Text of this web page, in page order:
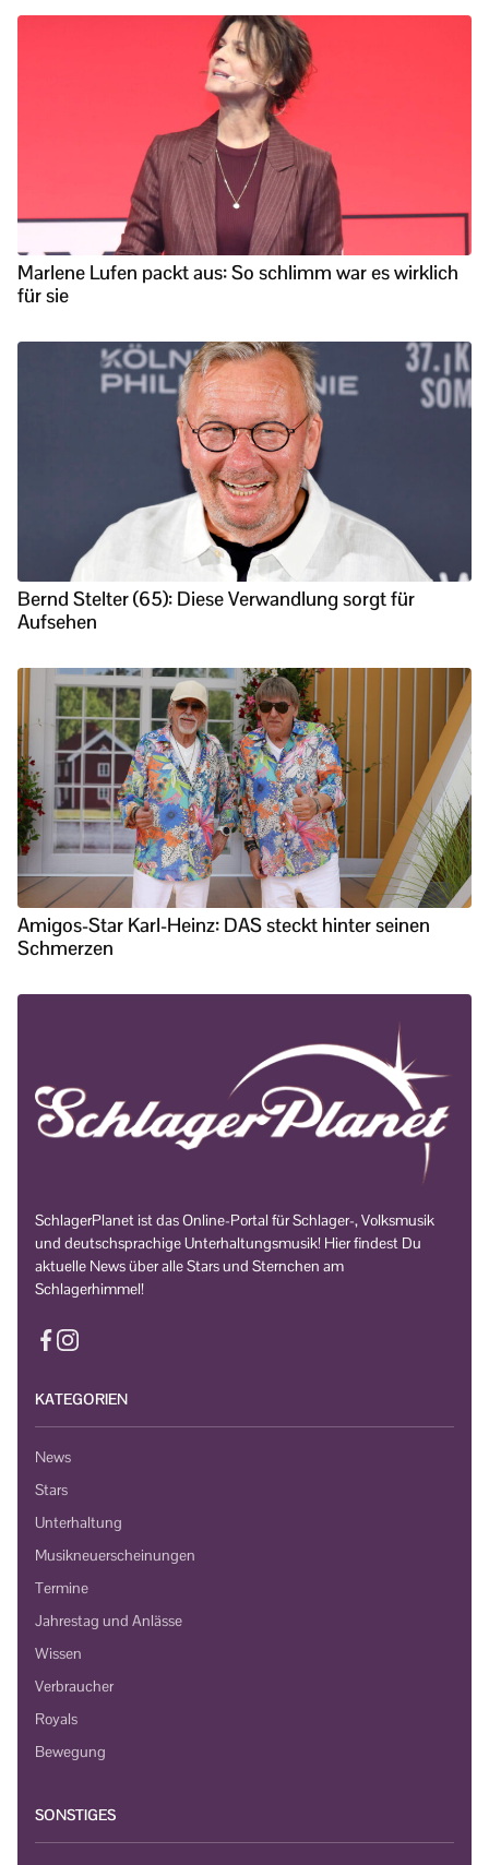
Marlene Lufen packt aus: So schlimm war es wirklich
für sie
Bernd Stelter (65): Diese Verwandlung sorgt für
Aufsehen
Amigos-Star Karl-Heinz: DAS steckt hinter seinen
Schmerzen
SchlagerPlanet ist das Online-Portal für Schlager-, Volksmusik
und deutschsprachige Unterhaltungsmusik! Hier findest Du
aktuelle News über alle Stars und Sternchen am
Schlagerhimmel!
KATEGORIEN
News
Stars
Unterhaltung
Musikneuerscheinungen
Termine
Jahrestag und Anlässe
Wissen
Verbraucher
Royals
Bewegung
SONSTIGES